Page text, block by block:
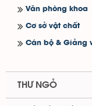
Văn phòng khoa
Cơ sở vật chất
Cán bộ & Giảng
THƯ NGỎ